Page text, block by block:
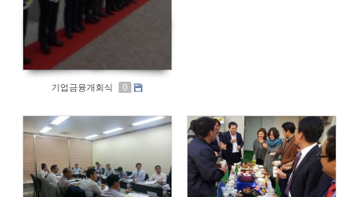
기업금융개회식 0